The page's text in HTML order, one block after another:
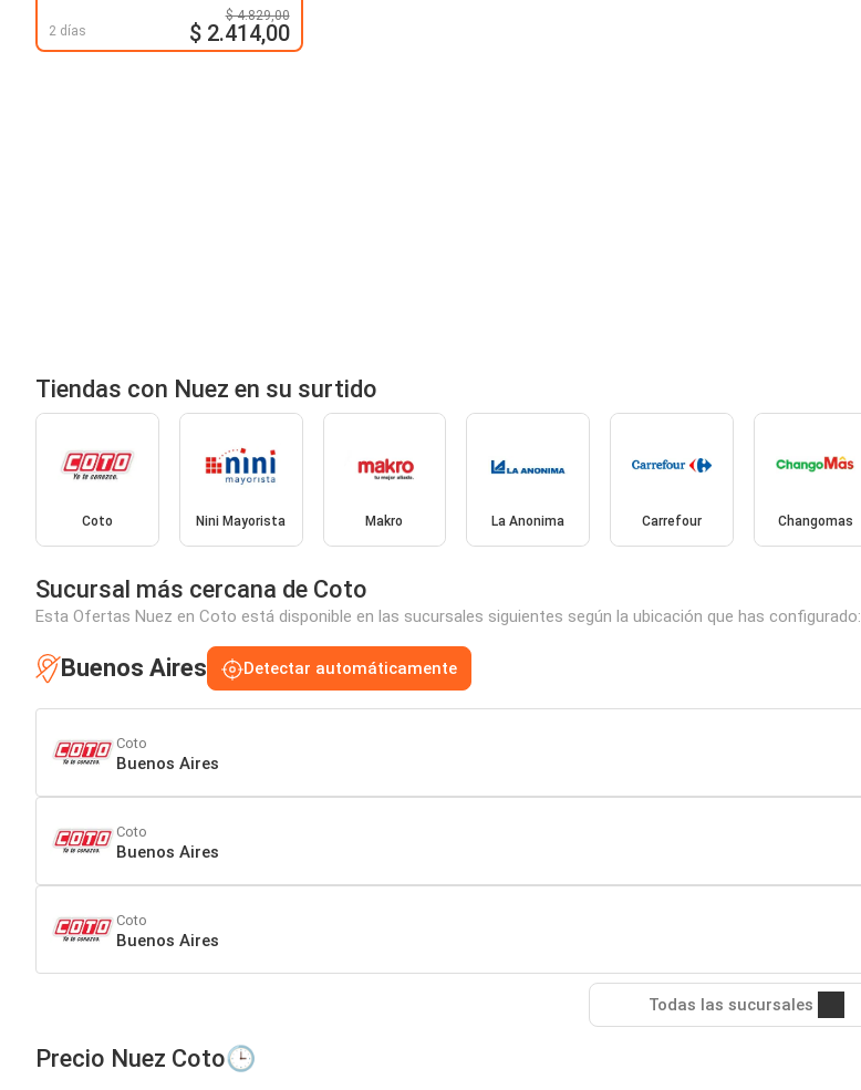
2 días
$ 4.829,00
$ 2.414,00
Tiendas con Nuez en su surtido
Coto Nini Mayorista Makro La Anonima Carrefour Changomas
Sucursal más cercana de Coto
Esta Ofertas Nuez en Coto está disponible en las sucursales siguientes según la ubicación que has configurado:
Buenos Aires Detectar automáticamente
Coto
Buenos Aires
Coto
Buenos Aires
Coto
Buenos Aires
Todas las sucursales
Precio Nuez Coto🕒